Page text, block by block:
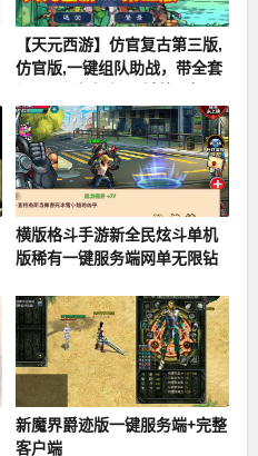
【天元西游】仿官复古第三版,
仿官版,一键组队助战，带全套
教程
横版格斗手游新全民炫斗单机
版稀有一键服务端网单无限钻
新魔界爵迹版一键服务端+完整
客户端